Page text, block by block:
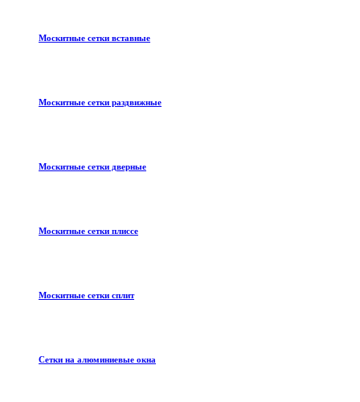
Москитные сетки вставные
Москитные сетки раздвижные
Москитные сетки дверные
Москитные сетки плиссе
Москитные сетки сплит
Сетки на алюминиевые окна